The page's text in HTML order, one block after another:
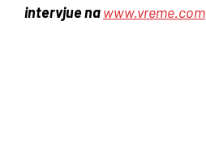
intervjue nawww.vreme.com